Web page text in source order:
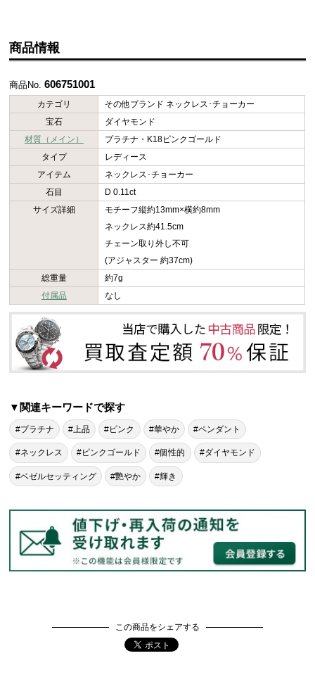
商品情報
商品No.606751001
カテゴリ
その他ブランド ネックレス･チョーカー
宝石
ダイヤモンド
材質（メイン）
プラチナ・K18ピンクゴールド
タイプ
レディース
アイテム
ネックレス･チョーカー
石目
D 0.11ct
サイズ詳細
モチーフ縦約13mm×横約8mm
ネックレス約41.5cm
チェーン取り外し不可
(アジャスター 約37cm)
総重量
約7g
付属品
なし
▼関連キーワードで探す
#プラチナ #上品 #ピンク #華やか #ペンダント
#ネックレス #ピンクゴールド #個性的 #ダイヤモンド
#ベゼルセッティング #艷やか #輝き
この商品をシェアする